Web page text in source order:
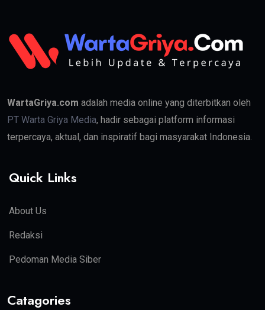
WartaGriya.com adalah media online yang diterbitkan oleh
PT Warta Griya Media, hadir sebagai platform informasi
terpercaya, aktual, dan inspiratif bagi masyarakat Indonesia.
Quick Links
About Us
Redaksi
Pedoman Media Siber
Catagories